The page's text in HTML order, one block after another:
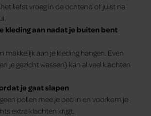
liefst vroeg in de ochtend of juist na
kleding aan nadat je buiten bent
makkelijk aan je kleding hangen. Even
je gezicht wassen) kan al veel klachten
je gaat slapen
pollen mee je bed in en voorkom je
extra klachten krijgt.